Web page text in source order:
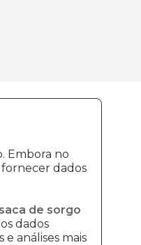
Embora no
fornecer dados
de sorgo
dados
análises mais